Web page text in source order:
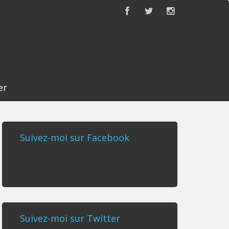
Suivez-moi sur Facebook
Suivez-moi sur Twitter